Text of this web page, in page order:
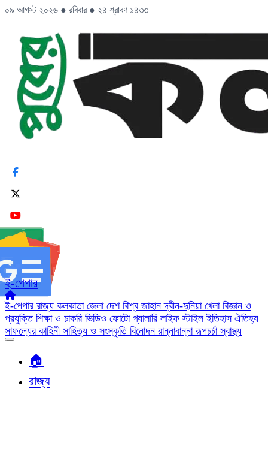
০৯ আগস্ট ২০২৬ ● রবিবার ● ২৪ শ্রাবণ ১৪৩৩
ই-পেপার
ই-পেপার রাজ্য কলকাতা জেলা দেশ বিশ্ব জাহানদ্বীন-দুনিয়া খেলা বিজ্ঞান ও
প্রযুক্তি শিক্ষা ও চাকরি ভিডিও ফোটো গ্যালারি লাইফ স্টাইলইতিহাস ঐতিহ্য
সাফল্যের কাহিনী সাহিত্য ও সংস্কৃতি বিনোদন রান্নাবান্নারূপচর্চাস্বাস্থ্য
🏠︎
রাজ্য